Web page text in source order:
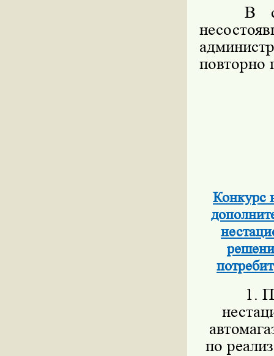
В
повторно
Конкурс
1.
по